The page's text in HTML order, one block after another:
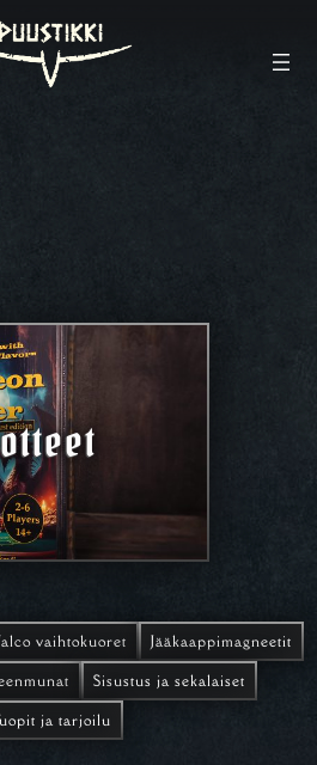
vaihtokuoret
Jääkaappimagneetit
Sisustus ja sekalaiset
ja tarjoilu